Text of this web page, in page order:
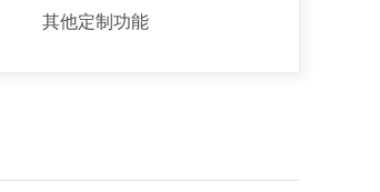
其他定制功能